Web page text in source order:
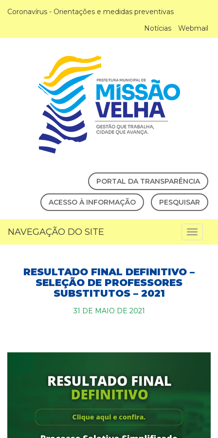
Coronavírus - Orientações e medidas preventivas
Notícias
Webmail
PORTAL DA TRANSPARÊNCIA
ACESSO À INFORMAÇÃO PESQUISAR
NAVEGAÇÃO DO SITE
RESULTADO FINAL DEFINITIVO –
SELEÇÃO DE PROFESSORES
SUBSTITUTOS – 2021
31 DE MAIO DE 2021